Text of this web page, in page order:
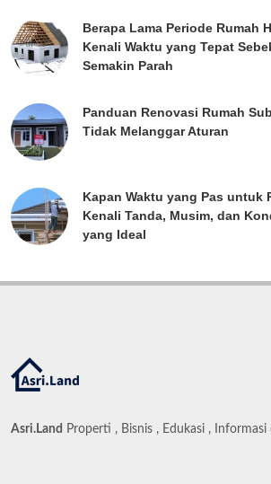
Berapa Lama Periode Rumah
Kenali Waktu yang Tepat
Semakin Parah
Panduan Renovasi Rumah
Tidak Melanggar Aturan
Kapan Waktu yang Pas untuk
Kenali Tanda, Musim, dan
yang Ideal
Asri.Land Properti , Bisnis , Edukasi , Informasi